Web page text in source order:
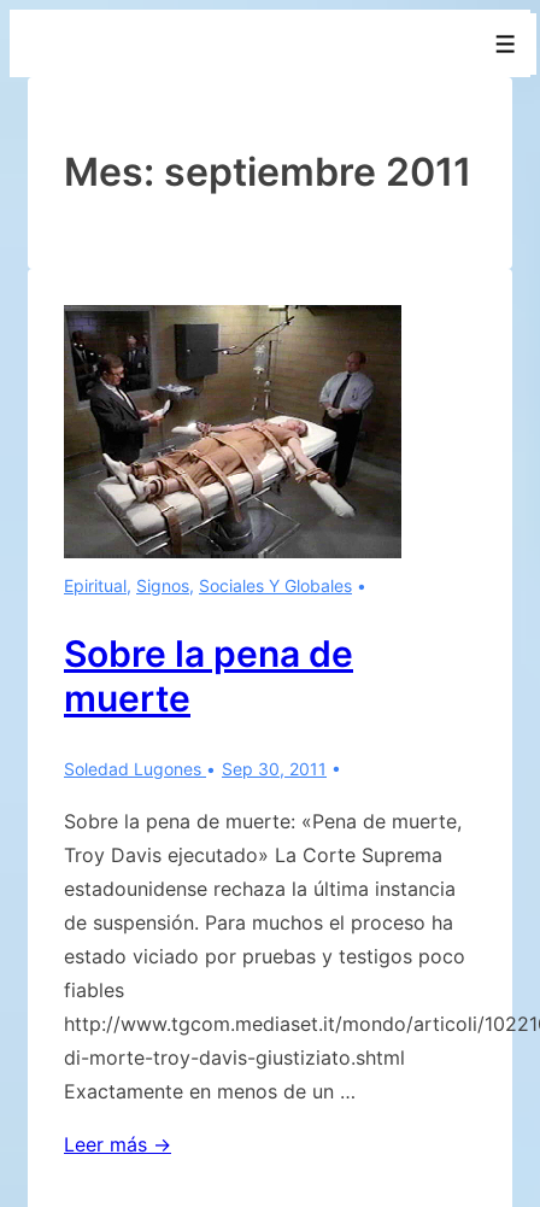
principalMes: septiembre 2011
Epiritual, Signos, Sociales Y Globales
Sobre la pena de
muerte
Soledad Lugones Sep 30, 2011
Sobre la pena de muerte: «Pena de muerte,
Troy Davis ejecutado» La Corte Suprema
estadounidense rechaza la última instancia
de suspensión. Para muchos el proceso ha
estado viciado por pruebas y testigos poco
fiables
http://www.tgcom.mediaset.it/mondo/articoli/
di-morte-troy-davis-giustiziato.shtml
Exactamente en menos de un …
Sobre
Leer más →